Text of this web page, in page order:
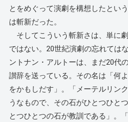
とをめぐって演劇を構想したとい
は斬新だった。
そしてこういう斬新さは、単に
ではない。20世紀演劇の忘れては
ントナン・アルトーは、まだ20代
讃辞を送っている。その名は「何
をかもしだす」。「メーテルリン
うなもので、その石がひとつひと
とつひとつの石が教訓である」。